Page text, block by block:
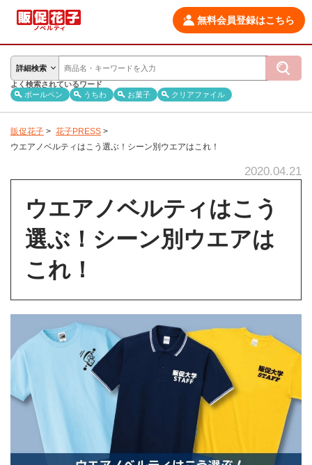
無料会員登録はこちら
詳細検索
よく検索されているワード
ボールペン
うちわ お菓子 クリアファイル
販促花子 > 花子PRESS >
ウエアノベルティはこう選ぶ！シーン別ウエアはこれ！
2020.04.21
ウエアノベルティはこう
選ぶ！シーン別ウエアは
これ！